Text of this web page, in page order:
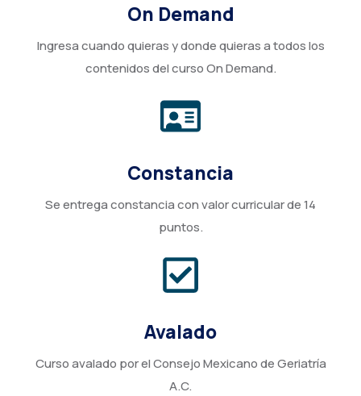
On Demand
Ingresa cuando quieras y donde quieras a todos los
contenidos del curso On Demand.
Constancia
Se entrega constancia con valor curricular de 14
puntos.
Avalado
Curso avalado por el Consejo Mexicano de Geriatría
A.C.